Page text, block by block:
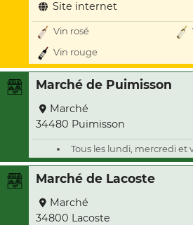
Site internet
Vin rosé
Vin rouge
Marché de Puimisson
Marché
34480 Puimisson
Tous les lundi, mercredi et
Marché de Lacoste
Marché
34800 Lacoste